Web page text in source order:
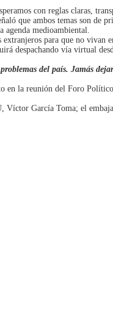
con reglas claras,
que ambos temas son de
medioambiental.
para que no vivan
despachando vía virtual
del país. Jamás
la reunión del Foro
García Toma; el